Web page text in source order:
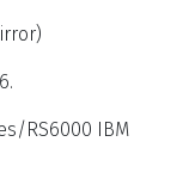
RS6000 IBM